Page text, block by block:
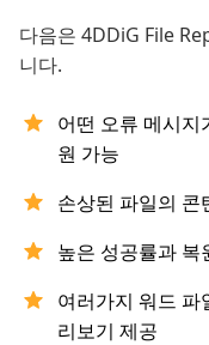
다음은 4DDiG File
니다.
어떤 오류 메시지
원 가능
손상된 파일의 콘
높은 성공률과 복
여러가지 워드 파
리보기 제공